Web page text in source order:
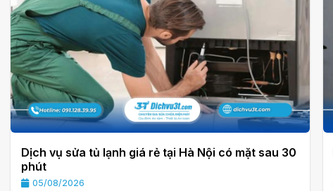
Dịch vụ sửa tủ lạnh giá rẻ tại Hà Nội có mặt sau 30
phút
05/08/2026